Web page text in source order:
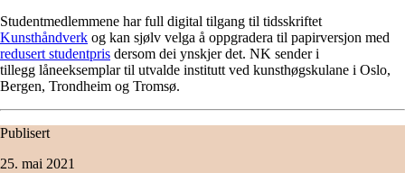
Studentmedlemmene har full digital tilgang til tidsskriftet
Kunsthåndverk og kan sjølv velga å oppgradera til papirversjon med
redusert studentpris dersom dei ynskjer det. NK sender i
tillegg låneeksemplar til utvalde institutt ved kunsthøgskulane i Oslo,
Bergen, Trondheim og Tromsø.
Publisert
25. mai 2021